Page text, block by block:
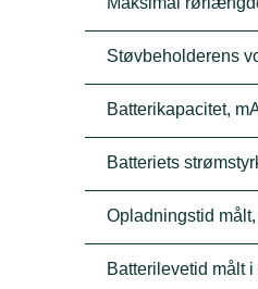
Støvbeholderens
Batterikapacitet,
Batteriets
Opladningstid målt,
Batterilevetid målt i